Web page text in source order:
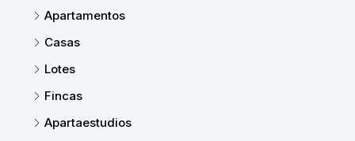
Apartamentos
Casas
Lotes
Fincas
Apartaestudios